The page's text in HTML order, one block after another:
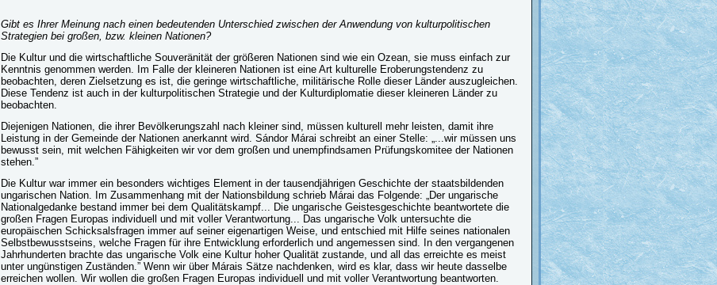
Gibt es Ihrer Meinung nach einen bedeutenden Unterschied zwischen der Anwendung von kulturpolitischen
Strategien bei großen, bzw. kleinen Nationen?
Die Kultur und die wirtschaftliche Souveränität der größeren Nationen sind wie ein Ozean, sie muss einfach zur
Kenntnis genommen werden. Im Falle der kleineren Nationen ist eine Art kulturelle Eroberungstendenz zu
beobachten, deren Zielsetzung es ist, die geringe wirtschaftliche, militärische Rolle dieser Länder auszugleichen.
Diese Tendenz ist auch in der kulturpolitischen Strategie und der Kulturdiplomatie dieser kleineren Länder zu
beobachten.
Diejenigen Nationen, die ihrer Bevölkerungszahl nach kleiner sind, müssen kulturell mehr leisten, damit ihre
Leistung in der Gemeinde der Nationen anerkannt wird. Sándor Márai schreibt an einer Stelle: „...wir müssen uns
bewusst sein, mit welchen Fähigkeiten wir vor dem großen und unempfindsamen Prüfungskomitee der Nationen
stehen.”
Die Kultur war immer ein besonders wichtiges Element in der tausendjährigen Geschichte der staatsbildenden
ungarischen Nation. Im Zusammenhang mit der Nationsbildung schrieb Márai das Folgende: „Der ungarische
Nationalgedanke bestand immer bei dem Qualitätskampf... Die ungarische Geistesgeschichte beantwortete die
großen Fragen Europas individuell und mit voller Verantwortung... Das ungarische Volk untersuchte die
europäischen Schicksalsfragen immer auf seiner eigenartigen Weise, und entschied mit Hilfe seines nationalen
Selbstbewusstseins, welche Fragen für ihre Entwicklung erforderlich und angemessen sind. In den vergangenen
Jahrhunderten brachte das ungarische Volk eine Kultur hoher Qualität zustande, und all das erreichte es meist
unter ungünstigen Zuständen.” Wenn wir über Márais Sätze nachdenken, wird es klar, dass wir heute dasselbe
erreichen wollen. Wir wollen die großen Fragen Europas individuell und mit voller Verantwortung beantworten.